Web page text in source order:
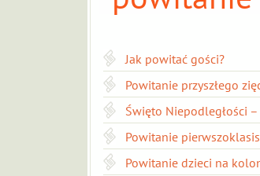
Jak powitać gości?
Powitanie przyszłego
Święto Niepodległości
Powitanie
Powitanie dzieci na